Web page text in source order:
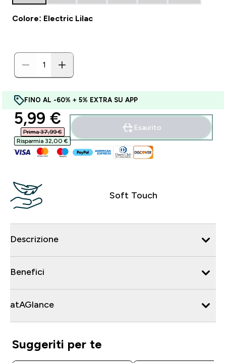
Colore: Electric Lilac
FINO AL -60% + 5% EXTRA SU APP
discounted price
5,99 €‎
Prima 37,99 €‎
Risparmia 32,00 €‎
Esaurito
Soft Touch
Descrizione
Benefici
atAGlance
Suggeriti per te